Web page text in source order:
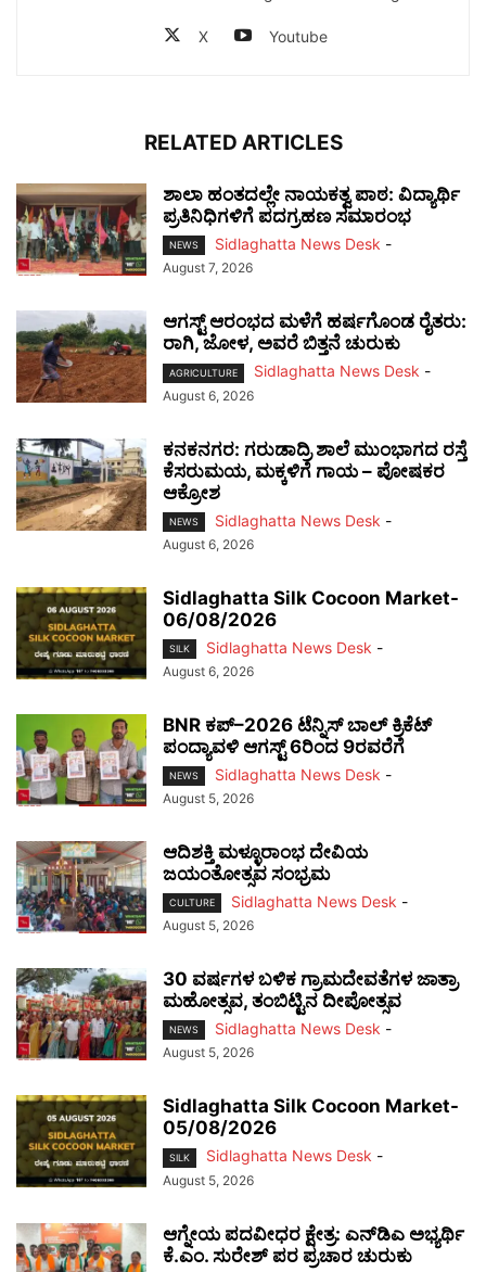
X Youtube
RELATED ARTICLES
ಶಾಲಾ ಹಂತದಲ್ಲೇ ನಾಯಕತ್ವ ಪಾಠ: ವಿದ್ಯಾರ್ಥಿ
ಪ್ರತಿನಿಧಿಗಳಿಗೆ ಪದಗ್ರಹಣ ಸಮಾರಂಭ
NEWS Sidlaghatta News Desk -
August 7, 2026
ಆಗಸ್ಟ್ ಆರಂಭದ ಮಳೆಗೆ ಹರ್ಷಗೊಂಡ ರೈತರು:
ರಾಗಿ, ಜೋಳ, ಅವರೆ ಬಿತ್ತನೆ ಚುರುಕು
AGRICULTURE Sidlaghatta News Desk -
August 6, 2026
ಕನಕನಗರ: ಗರುಡಾದ್ರಿ ಶಾಲೆ ಮುಂಭಾಗದ ರಸ್ತೆ
ಕೆಸರುಮಯ, ಮಕ್ಕಳಿಗೆ ಗಾಯ – ಪೋಷಕರ
ಆಕ್ರೋಶ
NEWS Sidlaghatta News Desk -
August 6, 2026
Sidlaghatta Silk Cocoon Market-
06/08/2026
SILK Sidlaghatta News Desk -
August 6, 2026
BNR ಕಪ್–2026 ಟೆನ್ನಿಸ್ ಬಾಲ್ ಕ್ರಿಕೆಟ್
ಪಂದ್ಯಾವಳಿ ಆಗಸ್ಟ್ 6ರಿಂದ 9ರವರೆಗೆ
NEWS Sidlaghatta News Desk -
August 5, 2026
ಆದಿಶಕ್ತಿ ಮಳ್ಳೂರಾಂಭ ದೇವಿಯ
ಜಯಂತೋತ್ಸವ ಸಂಭ್ರಮ
CULTURE Sidlaghatta News Desk -
August 5, 2026
30 ವರ್ಷಗಳ ಬಳಿಕ ಗ್ರಾಮದೇವತೆಗಳ ಜಾತ್ರಾ
ಮಹೋತ್ಸವ, ತಂಬಿಟ್ಟಿನ ದೀಪೋತ್ಸವ
NEWS Sidlaghatta News Desk -
August 5, 2026
Sidlaghatta Silk Cocoon Market-
05/08/2026
SILK Sidlaghatta News Desk -
August 5, 2026
ಆಗ್ನೇಯ ಪದವೀಧರ ಕ್ಷೇತ್ರ: ಎನ್‌ಡಿಎ ಅಭ್ಯರ್ಥಿ
ಕೆ.ಎಂ. ಸುರೇಶ್ ಪರ ಪ್ರಚಾರ ಚುರುಕು